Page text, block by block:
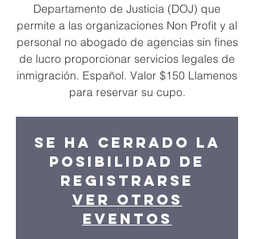
Departamento de Justicia (DOJ) que
permite a las organizaciones Non Profit y al
personal no abogado de agencias sin fines
de lucro proporcionar servicios legales de
inmigración. Español. Valor $150 Llamenos
para reservar su cupo.
Se ha cerrado la
posibilidad de
registrarse
Ver otros
eventos